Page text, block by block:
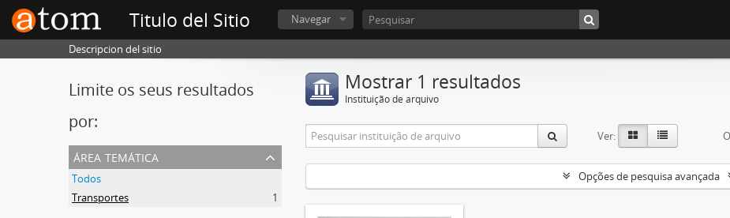
Titulo del Sitio Navegar
Descripcion del sitio
Limite os seus resultados
por:
área temática
Todos
Transportes
1
Mostrar 1 resultados
Instituição de arquivo
Ver:
Opções de pesquisa avançada